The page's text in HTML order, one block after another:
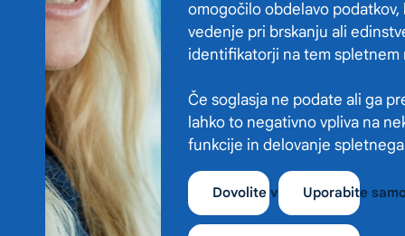
omogočilo obdelavo podatkov,
vedenje pri brskanju ali
identifikatorji na tem spletnem
Če soglasja ne podate ali ga
lahko to negativno vpliva na
funkcije in delovanje
Dovolite vse Uporabite
galerijo slik namenjeno ozaveščanju ustnega zdravja.